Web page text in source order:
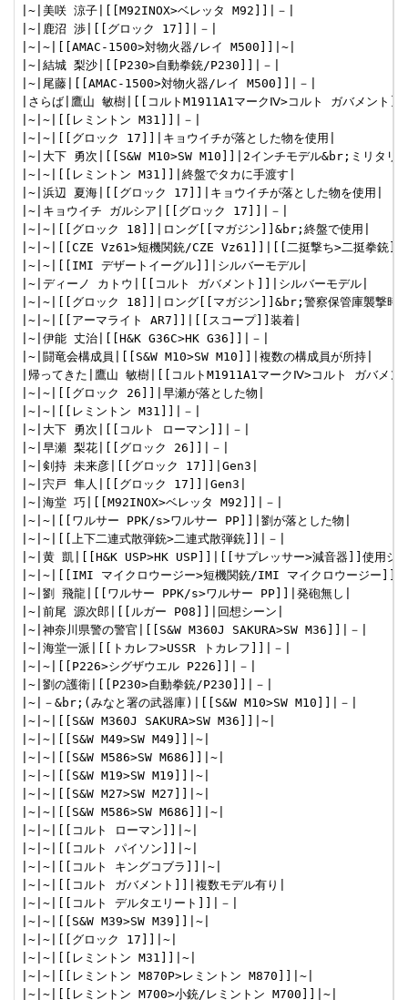
|~|美咲 涼子|[[M92INOX>ベレッタ M92]]|－|
|~|鹿沼 渉|[[グロック 17]]|－|
|~|~|[[AMAC-1500>対物火器/レイ M500]]|~|
|~|結城 梨沙|[[P230>自動拳銃/P230]]|－|
|~|尾藤|[[AMAC-1500>対物火器/レイ M500]]|－|
|さらば|鷹山 敏樹|[[コルトM1911A1マークⅣ>コルト ガバメント
|~|~|[[レミントン M31]]|－|
|~|~|[[グロック 17]]|キョウイチが落とした物を使用|
|~|大下 勇次|[[S&W M10>SW M10]]|2インチモデル&br;ミリタリ
|~|~|[[レミントン M31]]|終盤でタカに手渡す|
|~|浜辺 夏海|[[グロック 17]]|キョウイチが落とした物を使用|
|~|キョウイチ ガルシア|[[グロック 17]]|－|
|~|~|[[グロック 18]]|ロング[[マガジン]]&br;終盤で使用|
|~|~|[[CZE Vz61>短機関銃/CZE Vz61]]|[[二挺撃ち>二挺拳銃
|~|~|[[IMI デザートイーグル]]|シルバーモデル|
|~|ディーノ カトウ|[[コルト ガバメント]]|シルバーモデル|
|~|~|[[グロック 18]]|ロング[[マガジン]]&br;警察保管庫襲撃時
|~|~|[[アーマライト AR7]]|[[スコープ]]装着|
|~|伊能 丈治|[[H&K G36C>HK G36]]|－|
|~|闘竜会構成員|[[S&W M10>SW M10]]|複数の構成員が所持|
|帰ってきた|鷹山 敏樹|[[コルトM1911A1マークⅣ>コルト ガバメ
|~|~|[[グロック 26]]|早瀬が落とした物|
|~|~|[[レミントン M31]]|－|
|~|大下 勇次|[[コルト ローマン]]|－|
|~|早瀬 梨花|[[グロック 26]]|－|
|~|剣持 未来彦|[[グロック 17]]|Gen3|
|~|宍戸 隼人|[[グロック 17]]|Gen3|
|~|海堂 巧|[[M92INOX>ベレッタ M92]]|－|
|~|~|[[ワルサー PPK/s>ワルサー PP]]|劉が落とした物|
|~|~|[[上下二連式散弾銃>二連式散弾銃]]|－|
|~|黄 凱|[[H&K USP>HK USP]]|[[サプレッサー>減音器]]使用シ
|~|~|[[IMI マイクロウージー>短機関銃/IMI マイクロウージ
|~|劉 飛龍|[[ワルサー PPK/s>ワルサー PP]]|発砲無し|
|~|前尾 源次郎|[[ルガー P08]]|回想シーン|
|~|神奈川県警の警官|[[S&W M360J SAKURA>SW M36]]|－|
|~|海堂一派|[[トカレフ>USSR トカレフ]]|－|
|~|~|[[P226>シグザウエル P226]]|－|
|~|劉の護衛|[[P230>自動拳銃/P230]]|－|
|~|－&br;(みなと署の武器庫)|[[S&W M10>SW M10]]|－|
|~|~|[[S&W M360J SAKURA>SW M36]]|~|
|~|~|[[S&W M49>SW M49]]|~|
|~|~|[[S&W M586>SW M686]]|~|
|~|~|[[S&W M19>SW M19]]|~|
|~|~|[[S&W M27>SW M27]]|~|
|~|~|[[S&W M586>SW M686]]|~|
|~|~|[[コルト ローマン]]|~|
|~|~|[[コルト パイソン]]|~|
|~|~|[[コルト キングコブラ]]|~|
|~|~|[[コルト ガバメント]]|複数モデル有り|
|~|~|[[コルト デルタエリート]]|－|
|~|~|[[S&W M39>SW M39]]|~|
|~|~|[[グロック 17]]|~|
|~|~|[[レミントン M31]]|~|
|~|~|[[レミントン M870P>レミントン M870]]|~|
|~|~|[[レミントン M700>小銃/レミントン M700]]|~|